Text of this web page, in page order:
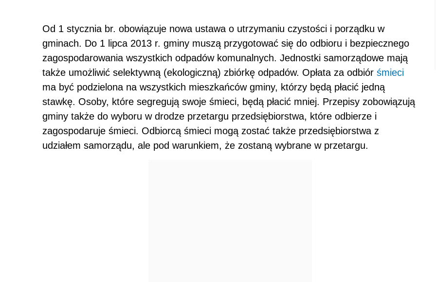
Od 1 stycznia br. obowiązuje nowa ustawa o utrzymaniu czystości i porządku w
gminach. Do 1 lipca 2013 r. gminy muszą przygotować się do odbioru i bezpiecznego
zagospodarowania wszystkich odpadów komunalnych. Jednostki samorządowe mają
także umożliwić selektywną (ekologiczną) zbiórkę odpadów. Opłata za odbiór śmieci
ma być podzielona na wszystkich mieszkańców gminy, którzy będą płacić jedną
stawkę. Osoby, które segregują swoje śmieci, będą płacić mniej. Przepisy zobowiązują
gminy także do wyboru w drodze przetargu przedsiębiorstwa, które odbierze i
zagospodaruje śmieci. Odbiorcą śmieci mogą zostać także przedsiębiorstwa z
udziałem samorządu, ale pod warunkiem, że zostaną wybrane w przetargu.